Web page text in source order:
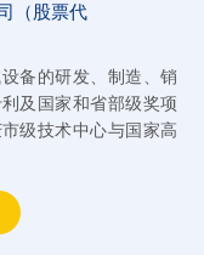
（股票代
备的研发、制造、销
及国家和省部级奖项
级技术中心与国家高